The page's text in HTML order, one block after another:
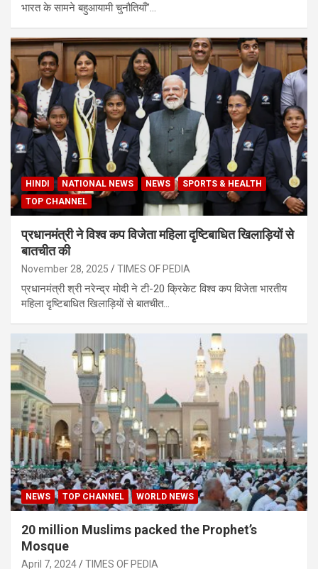
भारत के सामने बहुआयामी चुनौतियाँ”…
HINDI NATIONAL NEWS NEWS
SPORTS & HEALTH
TOP CHANNEL
प्रधानमंत्री ने विश्व कप विजेता महिला दृष्टिबाधित खिलाड़ियों से
बातचीत की
November 28, 2025 TIMES OF PEDIA
प्रधानमंत्री श्री नरेन्द्र मोदी ने टी-20 क्रिकेट विश्व कप विजेता भारतीय
महिला दृष्टिबाधित खिलाड़ियों से बातचीत…
NEWS TOP CHANNEL WORLD NEWS
20 million Muslims packed the Prophet’s
Mosque
April 7, 2024 TIMES OF PEDIA